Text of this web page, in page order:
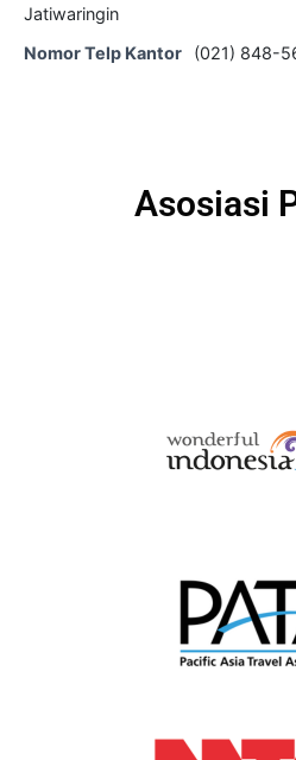
Jatiwaringin
Nomor Telp Kantor
(021) 848-
Asosiasi